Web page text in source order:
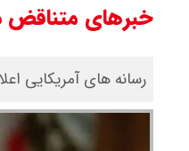
خبرهای متناقض
رسانه های آمریکایی